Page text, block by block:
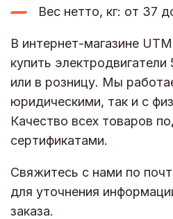
Вес нетто, кг: от 37
В интернет-магазине
купить
или в розницу. Мы
юридическими, так и с
Качество всех товаров
сертификатами.
Свяжитесь с нами по
для уточнения
заказа.